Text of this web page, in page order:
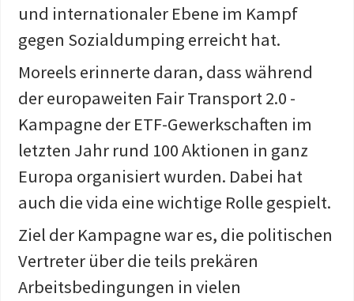
und internationaler Ebene im Kampf
gegen Sozialdumping erreicht hat.
Moreels erinnerte daran, dass während
der europaweiten Fair Transport 2.0 -
Kampagne der ETF-Gewerkschaften im
letzten Jahr rund 100 Aktionen in ganz
Europa organisiert wurden. Dabei hat
auch die vida eine wichtige Rolle gespielt.
Ziel der Kampagne war es, die politischen
Vertreter über die teils prekären
Arbeitsbedingungen in vielen